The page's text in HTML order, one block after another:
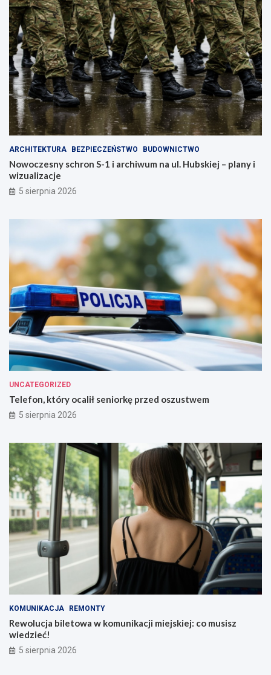
ARCHITEKTURA BEZPIECZEŃSTWO BUDOWNICTWO
Nowoczesny schron S-1 i archiwum na ul. Hubskiej – plany i
wizualizacje
5 sierpnia 2026
UNCATEGORIZED
Telefon, który ocalił seniorkę przed oszustwem
5 sierpnia 2026
KOMUNIKACJA REMONTY
Rewolucja biletowa w komunikacji miejskiej: co musisz
wiedzieć!
5 sierpnia 2026